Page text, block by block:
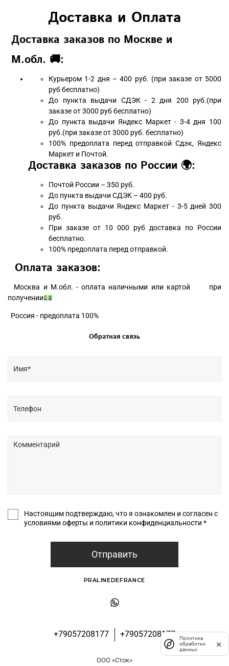
Доставка и Оплата
Доставка заказов по Москве и
М.обл. 🚚:
Курьером 1-2 дня – 400 руб. (при заказе от 5000
руб бесплатно)
До пункта выдачи СДЭК - 2 дня 200 руб.(при
заказе от 3000 руб бесплатно)
До пункта выдачи Яндекс Маркет - 3-4 дня 100
руб.(при заказе от 3000 руб. бесплатно)
100% предоплата перед отправкой Сдэк, Яндекс
Маркет и Почтой.
Доставка заказов по России 🌍:
Почтой России – 350 руб.
До пункта выдачи СДЭК – 400 руб.
До пункта выдачи Яндекс Маркет - 3-5 дней 300
руб.
При заказе от 10 000 руб доставка по России
бесплатно.
100% предоплата перед отправкой.
Оплата заказов:
Москва и М.обл. - оплата наличными или картой при
получении💵
Россия - предоплата 100%
Обратная связь
Настоящим подтверждаю, что я ознакомлен и согласен с
условиями оферты и политики конфиденциальности *
Отправить
+79057208177 +79057208177
PRALINEDEFRANCE
ООО «Сток»
Политика
обработки
данных